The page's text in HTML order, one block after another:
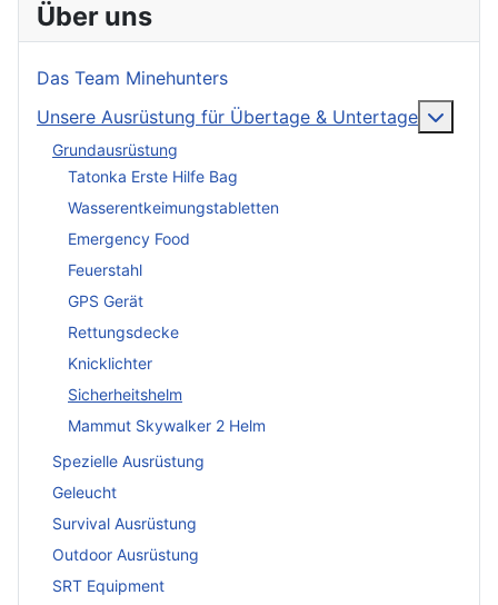
Über uns
Das Team Minehunters
Unsere Ausrüstung für Übertage & Untertage
Grundausrüstung
Tatonka Erste Hilfe Bag
Wasserentkeimungstabletten
Emergency Food
Feuerstahl
GPS Gerät
Rettungsdecke
Knicklichter
Sicherheitshelm
Mammut Skywalker 2 Helm
Spezielle Ausrüstung
Geleucht
Survival Ausrüstung
Outdoor Ausrüstung
SRT Equipment